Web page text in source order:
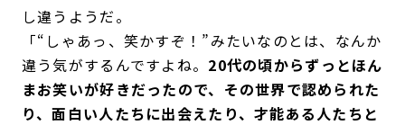
し違うようだ。
「“しゃあっ、笑かすぞ！”みたいなのとは、なんか
違う気がするんですよね。 20代の頃からずっとほん
まお笑いが好きだったので、その世界で認められた
り、面白い人たちに出会えたり、才能ある人たちと